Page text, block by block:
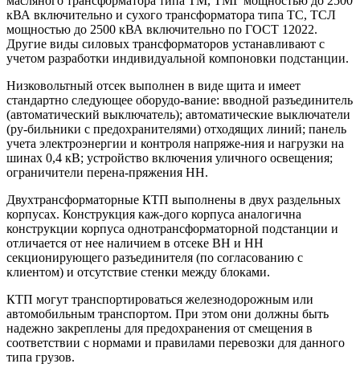
кВА включительно и сухого трансформатора типа ТС, ТСЛ
мощностью до 2500 кВА включительно по ГОСТ 12022.
Другие виды силовых трансформаторов устанавливают с
учетом разработки индивидуальной компоновки подстанции.
Низковольтный отсек выполнен в виде щита и имеет
стандартно следующее оборудо-вание: вводной разъединитель
(автоматический выключатель); автоматические выключатели
(ру-бильники с предохранителями) отходящих линий; панель
учета электроэнергии и контроля напряже-ния и нагрузки на
шинах 0,4 кВ; устройство включения уличного освещения;
ограничители перена-пряжения НН.
Двухтрансформаторные КТП выполнены в двух раздельных
корпусах. Конструкция каж-дого корпуса аналогична
конструкции корпуса однотрансформаторной подстанции и
отличается от нее наличием в отсеке ВН и НН
секционирующего разъединителя (по согласованию с
клиентом) и отсутствие стенки между блоками.
КТП могут транспортироваться железнодорожным или
автомобильным транспортом. При этом они должны быть
надежно закреплены для предохранения от смещения в
соответствии с нормами и правилами перевозки для данного
типа грузов.